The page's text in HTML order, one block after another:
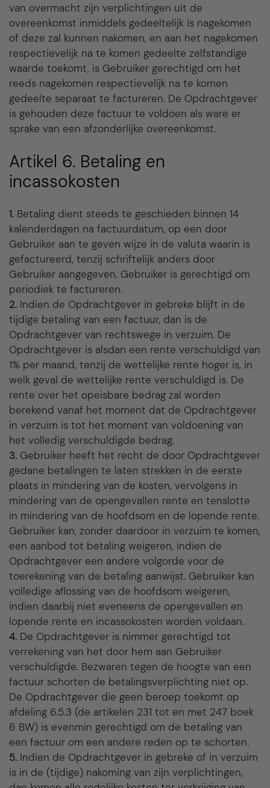
van overmacht zijn verplichtingen uit de
overeenkomst inmiddels gedeeltelijk is nagekomen
of deze zal kunnen nakomen, en aan het nagekomen
respectievelijk na te komen gedeelte zelfstandige
waarde toekomt, is Gebruiker gerechtigd om het
reeds nagekomen respectievelijk na te komen
gedeelte separaat te factureren. De Opdrachtgever
is gehouden deze factuur te voldoen als ware er
sprake van een afzonderlijke overeenkomst.
Artikel 6. Betaling en
incassokosten
1. Betaling dient steeds te geschieden binnen 14
kalenderdagen na factuurdatum, op een door
Gebruiker aan te geven wijze in de valuta waarin is
gefactureerd, tenzij schriftelijk anders door
Gebruiker aangegeven. Gebruiker is gerechtigd om
periodiek te factureren.
2. Indien de Opdrachtgever in gebreke blijft in de
tijdige betaling van een factuur, dan is de
Opdrachtgever van rechtswege in verzuim. De
Opdrachtgever is alsdan een rente verschuldigd van
1% per maand, tenzij de wettelijke rente hoger is, in
welk geval de wettelijke rente verschuldigd is. De
rente over het opeisbare bedrag zal worden
berekend vanaf het moment dat de Opdrachtgever
in verzuim is tot het moment van voldoening van
het volledig verschuldigde bedrag.
3. Gebruiker heeft het recht de door Opdrachtgever
gedane betalingen te laten strekken in de eerste
plaats in mindering van de kosten, vervolgens in
mindering van de opengevallen rente en tenslotte
in mindering van de hoofdsom en de lopende rente.
Gebruiker kan, zonder daardoor in verzuim te komen,
een aanbod tot betaling weigeren, indien de
Opdrachtgever een andere volgorde voor de
toerekening van de betaling aanwijst. Gebruiker kan
volledige aflossing van de hoofdsom weigeren,
indien daarbij niet eveneens de opengevallen en
lopende rente en incassokosten worden voldaan.
4. De Opdrachtgever is nimmer gerechtigd tot
verrekening van het door hem aan Gebruiker
verschuldigde. Bezwaren tegen de hoogte van een
factuur schorten de betalingsverplichting niet op.
De Opdrachtgever die geen beroep toekomt op
afdeling 6.5.3 (de artikelen 231 tot en met 247 boek
6 BW) is evenmin gerechtigd om de betaling van
een factuur om een andere reden op te schorten.
5. Indien de Opdrachtgever in gebreke of in verzuim
is in de (tijdige) nakoming van zijn verplichtingen,